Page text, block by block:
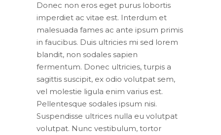
Donec non eros eget purus lobortis
imperdiet ac vitae est. Interdum et
malesuada fames ac ante ipsum primis
in faucibus. Duis ultricies mi sed lorem
blandit, non sodales sapien
fermentum. Donec ultricies, turpis a
sagittis suscipit, ex odio volutpat sem,
vel molestie ligula enim varius est.
Pellentesque sodales ipsum nisi.
Suspendisse ultrices nulla eu volutpat
volutpat. Nunc vestibulum, tortor